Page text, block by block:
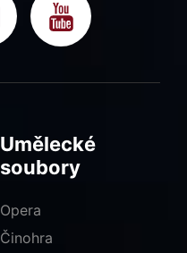
Umělecké
soubory
Opera
Činohra